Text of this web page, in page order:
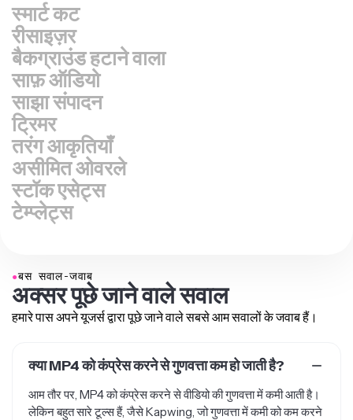
स्मार्ट कट
रीसाइज़र
बैकग्राउंड हटाने वाला
साफ़ ऑडियो
साझा संपादन
ट्रिमर
तरंग आकृतियाँ
असीमित ओवरले
स्टॉक एसेट्स
टेम्प्लेट्स
●बस सवाल-जवाब
अक्सर पूछे जाने वाले सवाल
हमारे पास अपने यूजर्स द्वारा पूछे जाने वाले सबसे आम सवालों के जवाब हैं।
क्या MP4 को कंप्रेस करने से गुणवत्ता कम हो जाती है?
आम तौर पर, MP4 को कंप्रेस करने से वीडियो की गुणवत्ता में कमी आती है।
लेकिन बहुत सारे टूल्स हैं, जैसे Kapwing, जो गुणवत्ता में कमी को कम करने